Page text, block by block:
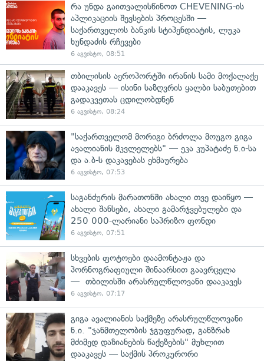
რა უნდა გაითვალისწინოთ CHEVENING-ის
აპლიკაციის შევსების პროცესში —
საქართველოს ბანკის სტიპენდიატის, ლუკა
ხუნდაძის რჩევები
6 აგვისტო, 08:51
თბილისის აეროპორტში ირანის სამი მოქალაქე
დააკავეს — ისინი საზღვრის ყალბი საბუთებით
გადაკვეთას ცდილობდნენ
6 აგვისტო, 08:24
"საქართველომ მორიგი ბრძოლა მოუგო გიგა
ავალიანის მკვლელებს" — ეკა კუპატაძე ნ.ი-სა
და ა.ბ-ს დაკავებას ეხმაურება
6 აგვისტო, 07:53
საგანძურის მარათონში ახალი თვე დაიწყო —
ახალი შანსები, ახალი გამარჯვებულები და
250 000-ლარიანი საპრიზო ფონდი
6 აგვისტო, 07:51
სხვების ფოტოები დაამონტაჟა და
პორნოგრაფიული შინაარსით გაავრცელა
— თბილისში არასრულწლოვანი დააკავეს
6 აგვისტო, 07:17
გიგა ავალიანის საქმეზე არასრულწლოვანი
ნ.ი. "ჯანმთელობის ჯგუფურად, განზრახ
მძიმედ დაზიანების წაქეზების" მუხლით
დააკავეს — საქმის პროკურორი